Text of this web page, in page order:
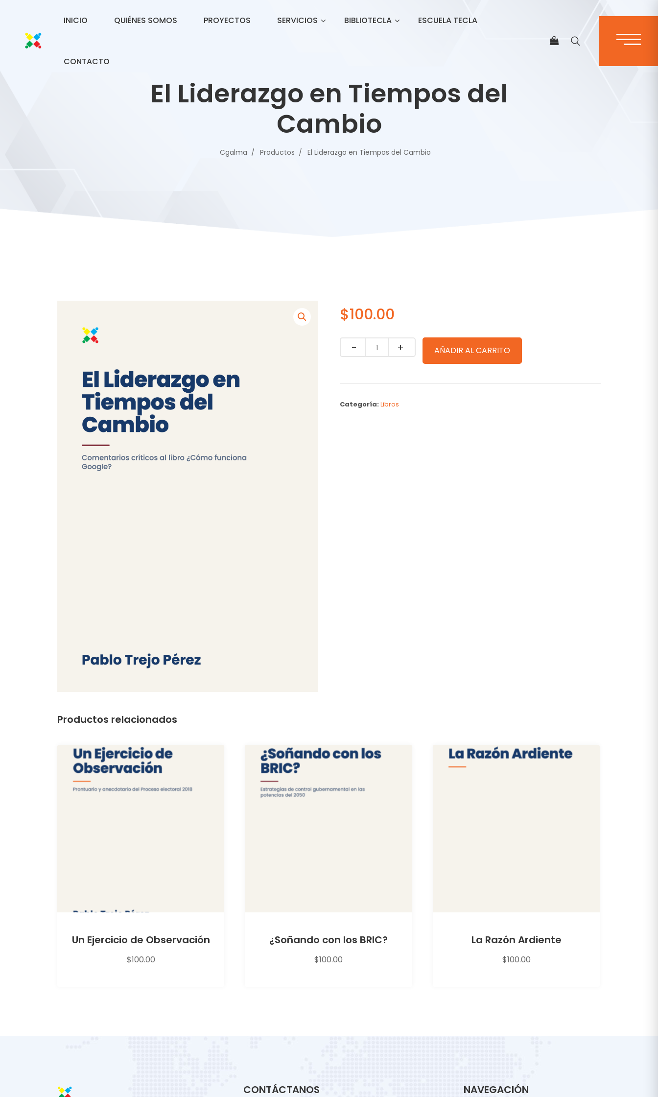
INICIO QUIÉNES SOMOS PROYECTOS SERVICIOS BIBLIOTECLA ESCUELA TECLA
CONTACTO
El Liderazgo en Tiempos del
Cambio
Cgalma Productos El Liderazgo en Tiempos del Cambio
$100.00
Quantity
AÑADIR AL CARRITO
Categoría:Libros
Productos relacionados
Un Ejercicio de Observación
$100.00
¿Soñando con los BRIC?
$100.00
La Razón Ardiente
$100.00
CONTÁCTANOS NAVEGACIÓN